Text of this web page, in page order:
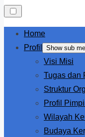
Home
Profil
Show sub
Visi Misi
Tugas dan
Struktur
Profil
Wilayah
Budaya